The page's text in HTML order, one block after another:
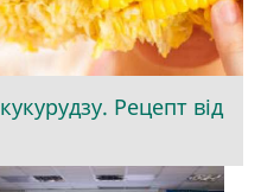
Рецепт від